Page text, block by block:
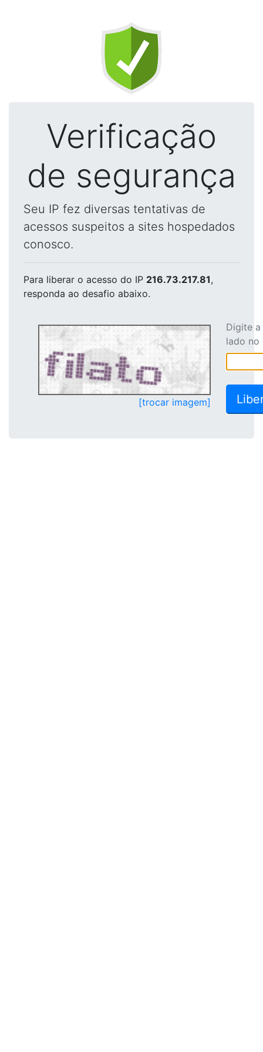
Verificação
de segurança
Seu IP fez diversas tentativas de
acessos suspeitos a sites hospedados
conosco.
Para liberar o acesso do IP 216.73.217.81,
responda ao desafio abaixo.
[trocar imagem]
Digite
lado no